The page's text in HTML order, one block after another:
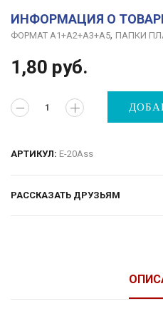
ИНФОРМАЦИЯ О
ФОРМАТ А1+А2+А3+А5, ПАПКИ
1,80 руб.
АРТИКУЛ: E-20Ass
РАССКАЗАТЬ ДРУЗЬЯМ